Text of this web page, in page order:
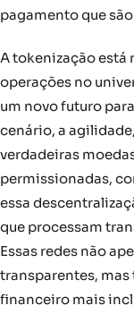
pagamento que
A tokenização está
operações no
um novo futuro
cenário, a
verdadeiras
permissionadas,
essa
que processam
Essas redes não
transparentes,
financeiro mais